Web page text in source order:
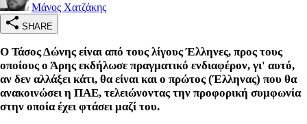
Μάνος Χατζάκης
SHARE
Ο Τάσος Δώνης είναι από τους λίγους Έλληνες, προς τους
οποίους ο Άρης εκδήλωσε πραγματικό ενδιαφέρον, γι' αυτό,
αν δεν αλλάξει κάτι, θα είναι και ο πρώτος (Έλληνας) που θα
ανακοινώσει η ΠΑΕ, τελειώνοντας την προφορική συμφωνία
στην οποία έχει φτάσει μαζί του.